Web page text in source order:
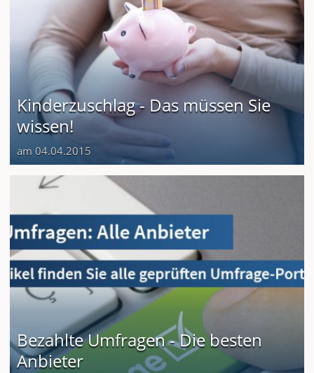
Kinderzuschlag - Das müssen Sie
wissen!
am 04.04.2015
Bezahlte Umfragen - Die besten
Anbieter